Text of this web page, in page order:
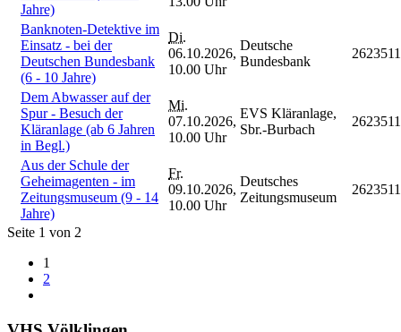
Jahre)
Banknoten-Detektive im
Einsatz - bei der
Deutschen Bundesbank
(6 - 10 Jahre)
Di.
06.10.2026,
10.00 Uhr
Deutsche
Bundesbank
Dem Abwasser auf der
Spur - Besuch der
Kläranlage (ab 6 Jahren
in Begl.)
Mi.
07.10.2026,
10.00 Uhr
EVS Kläranlage,
Sbr.-Burbach
Aus der Schule der
Geheimagenten - im
Zeitungsmuseum (9 - 14
Jahre)
Fr.
09.10.2026,
10.00 Uhr
Deutsches
Zeitungsmuseum
Seite 1 von 2
1
2